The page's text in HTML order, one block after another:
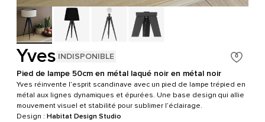
Yves INDISPONIBLE
Pied de lampe 50cm en métal laqué noir en métal noir
Yves réinvente l’esprit scandinave avec un pied de lampe trépied en
métal aux lignes dynamiques et épurées. Une base design qui allie
mouvement visuel et stabilité pour sublimer l’éclairage.
Design : Habitat Design Studio